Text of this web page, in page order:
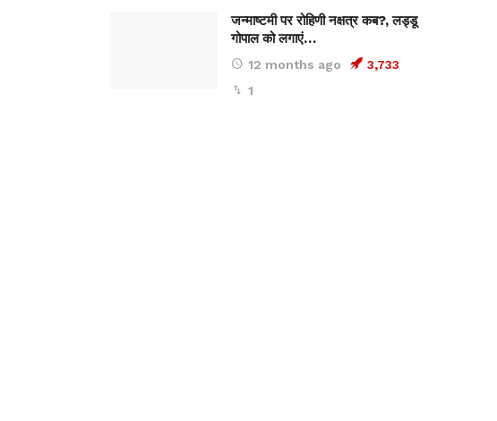
जन्माष्टमी पर रोहिणी नक्षत्र कब?, लड्डू
गोपाल को लगाएं…
12 months ago
3,733
1